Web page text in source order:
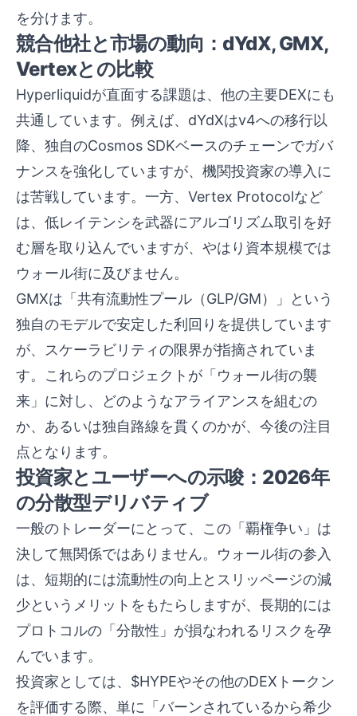
を分けます。
競合他社と市場の動向：dYdX, GMX,
Vertexとの比較
Hyperliquidが直面する課題は、他の主要DEXにも
共通しています。例えば、dYdXはv4への移行以
降、独自のCosmos SDKベースのチェーンでガバ
ナンスを強化していますが、機関投資家の導入に
は苦戦しています。一方、Vertex Protocolなど
は、低レイテンシを武器にアルゴリズム取引を好
む層を取り込んでいますが、やはり資本規模では
ウォール街に及びません。
GMXは「共有流動性プール（GLP/GM）」という
独自のモデルで安定した利回りを提供しています
が、スケーラビリティの限界が指摘されていま
す。これらのプロジェクトが「ウォール街の襲
来」に対し、どのようなアライアンスを組むの
か、あるいは独自路線を貫くのかが、今後の注目
点となります。
投資家とユーザーへの示唆：2026年
の分散型デリバティブ
一般のトレーダーにとって、この「覇権争い」は
決して無関係ではありません。ウォール街の参入
は、短期的には流動性の向上とスリッページの減
少というメリットをもたらしますが、長期的には
プロトコルの「分散性」が損なわれるリスクを孕
んでいます。
投資家としては、$HYPEやその他のDEXトークン
を評価する際、単に「バーンされているから希少